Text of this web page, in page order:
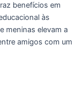
benefícios em
às
meninas elevam a
amigos com um